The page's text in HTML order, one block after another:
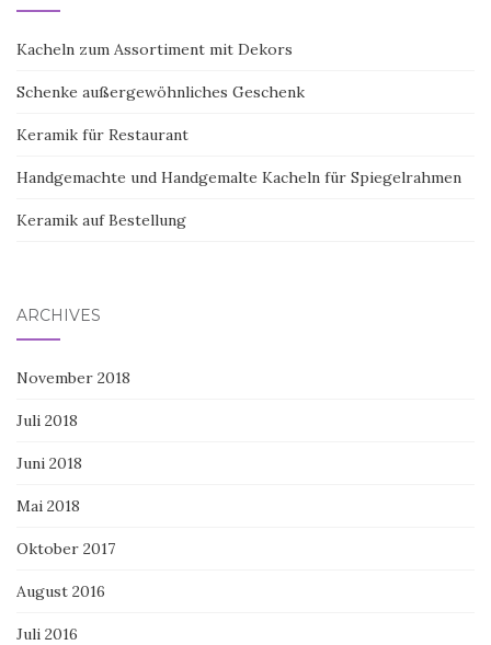
Kacheln zum Assortiment mit Dekors
Schenke außergewöhnliches Geschenk
Keramik für Restaurant
Handgemachte und Handgemalte Kacheln für Spiegelrahmen
Keramik auf Bestellung
ARCHIVES
November 2018
Juli 2018
Juni 2018
Mai 2018
Oktober 2017
August 2016
Juli 2016